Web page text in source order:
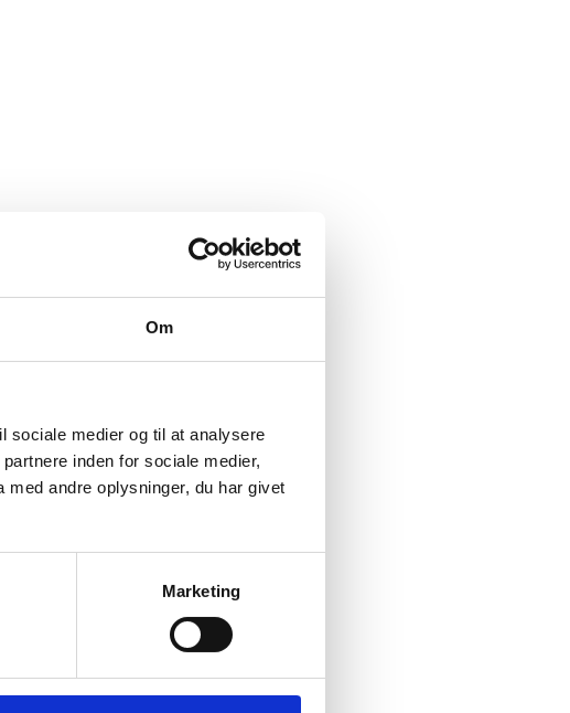
Om
sociale medier og til at analysere
inden for sociale medier,
andre oplysninger, du har givet
Marketing